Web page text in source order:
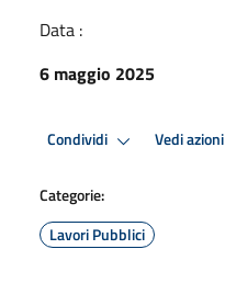
Data :
6 maggio 2025
Condividi Vedi azioni
Categorie:
Lavori Pubblici